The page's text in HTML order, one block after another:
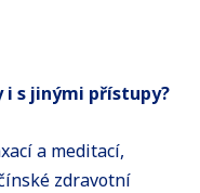
s jinými přístupy?
a meditací,
zdravotní